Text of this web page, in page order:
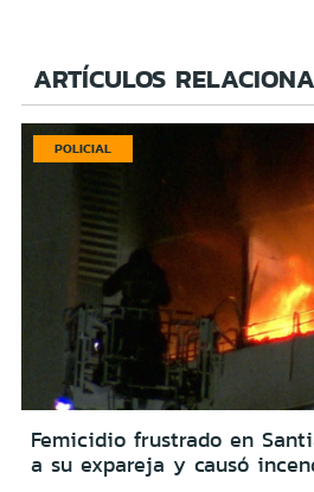
ARTÍCULOS
POLICIAL
Femicidio frustrado en
a su expareja y causó